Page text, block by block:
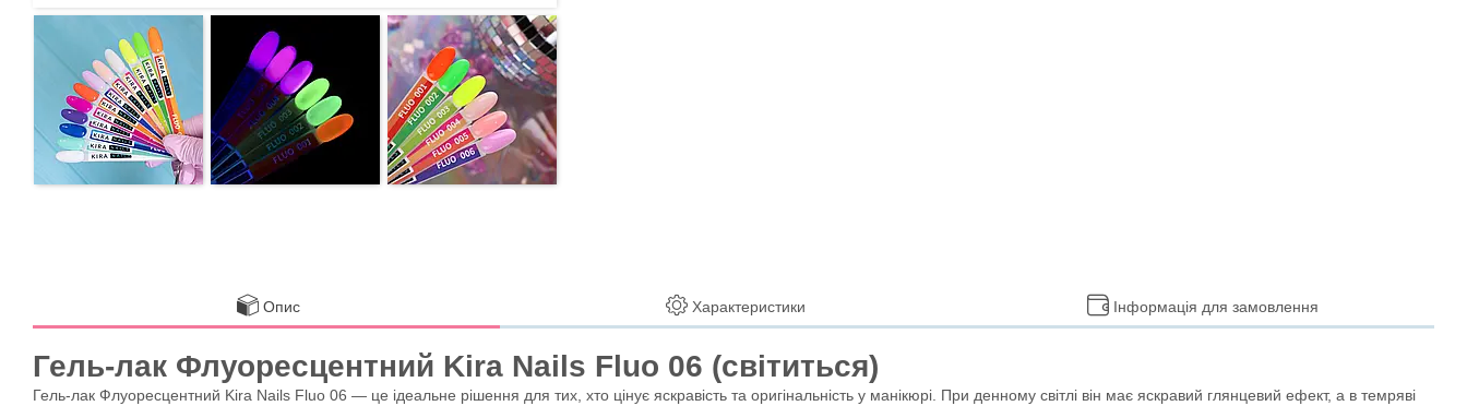
Опис Характеристики Інформація для замовлення
Гель-лак Флуоресцентний Kira Nails Fluo 06 (світиться)
Гель-лак Флуоресцентний Kira Nails Fluo 06 — це ідеальне рішення для тих, хто цінує яскравість та оригінальність у манікюрі. При денному світлі він має яскравий глянцевий ефект, а в темряві